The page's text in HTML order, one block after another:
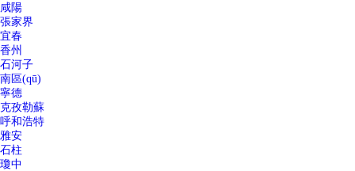
咸陽
張家界
宜春
香州
石河子
南區(qū)
寧德
克孜勒蘇
呼和浩特
雅安
石柱
瓊中